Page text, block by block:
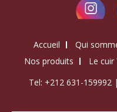
Accueil Qui
Nos produits
Le cuir
Tel: +212 631-159992